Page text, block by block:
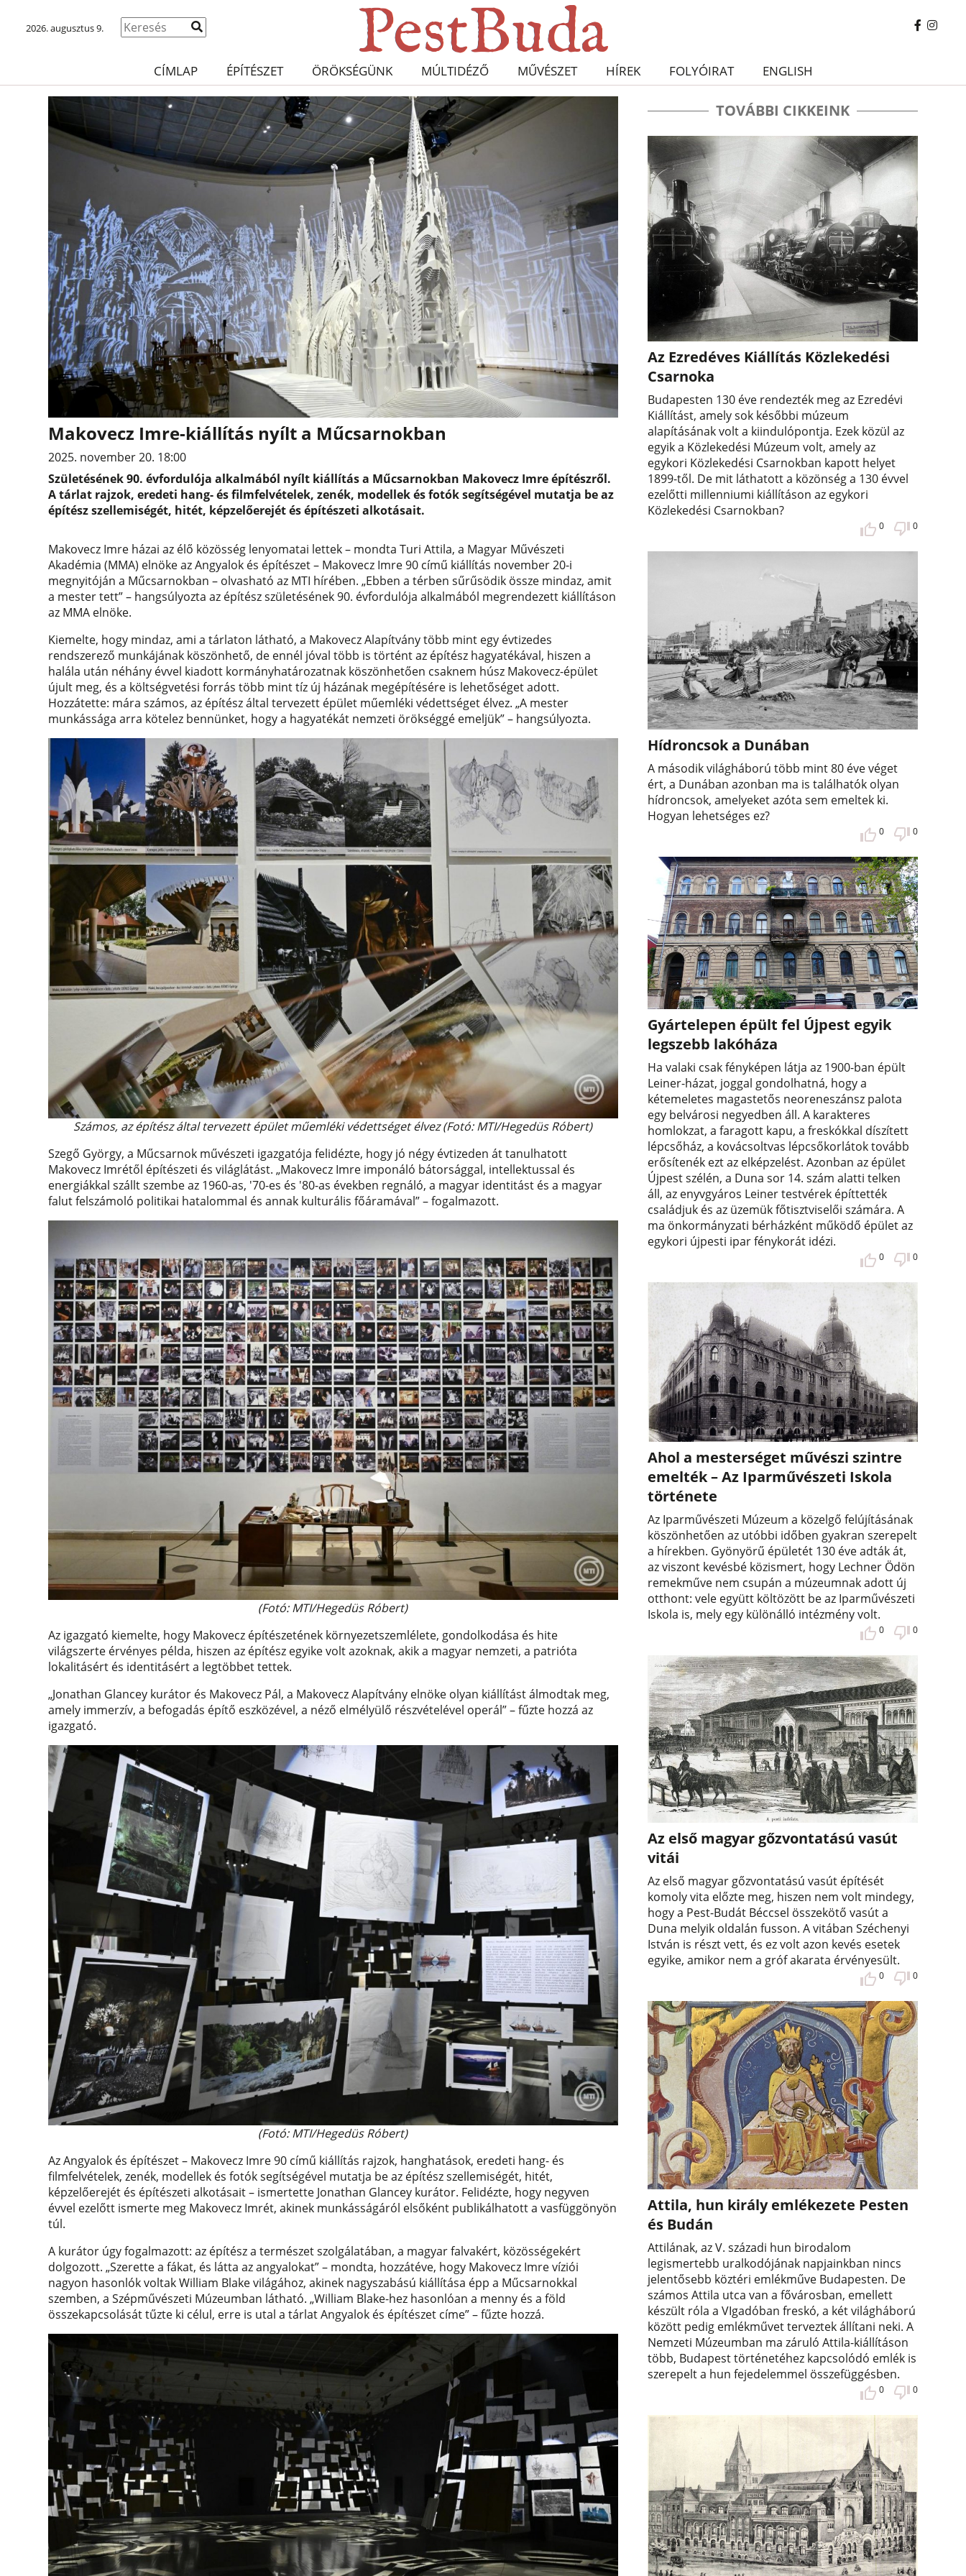
2026. augusztus 9.
CÍMLAP ÉPÍTÉSZET ÖRÖKSÉGÜNK MÚLTIDÉZŐ MŰVÉSZET HÍREK FOLYÓIRAT ENGLISH
Makovecz Imre-kiállítás nyílt a Műcsarnokban
2025. november 20. 18:00
Születésének 90. évfordulója alkalmából nyílt kiállítás a Műcsarnokban Makovecz Imre építészről.
A tárlat rajzok, eredeti hang- és filmfelvételek, zenék, modellek és fotók segítségével mutatja be az
építész szellemiségét, hitét, képzelőerejét és építészeti alkotásait.
Makovecz Imre házai az élő közösség lenyomatai lettek – mondta Turi Attila, a Magyar Művészeti
Akadémia (MMA) elnöke az Angyalok és építészet – Makovecz Imre 90 című kiállítás november 20-i
megnyitóján a Műcsarnokban – olvasható az MTI hírében. „Ebben a térben sűrűsödik össze mindaz, amit
a mester tett” – hangsúlyozta az építész születésének 90. évfordulója alkalmából megrendezett kiállításon
az MMA elnöke.
Kiemelte, hogy mindaz, ami a tárlaton látható, a Makovecz Alapítvány több mint egy évtizedes
rendszerező munkájának köszönhető, de ennél jóval több is történt az építész hagyatékával, hiszen a
halála után néhány évvel kiadott kormányhatározatnak köszönhetően csaknem húsz Makovecz-épület
újult meg, és a költségvetési forrás több mint tíz új házának megépítésére is lehetőséget adott.
Hozzátette: mára számos, az építész által tervezett épület műemléki védettséget élvez. „A mester
munkássága arra kötelez bennünket, hogy a hagyatékát nemzeti örökséggé emeljük” – hangsúlyozta.
Számos, az építész által tervezett épület műemléki védettséget élvez (Fotó: MTI/Hegedüs Róbert)
Szegő György, a Műcsarnok művészeti igazgatója felidézte, hogy jó négy évtizeden át tanulhatott
Makovecz Imrétől építészeti és világlátást. „Makovecz Imre imponáló bátorsággal, intellektussal és
energiákkal szállt szembe az 1960-as, '70-es és '80-as években regnáló, a magyar identitást és a magyar
falut felszámoló politikai hatalommal és annak kulturális főáramával” – fogalmazott.
(Fotó: MTI/Hegedüs Róbert)
Az igazgató kiemelte, hogy Makovecz építészetének környezetszemlélete, gondolkodása és hite
világszerte érvényes példa, hiszen az építész egyike volt azoknak, akik a magyar nemzeti, a patrióta
lokalitásért és identitásért a legtöbbet tettek.
„Jonathan Glancey kurátor és Makovecz Pál, a Makovecz Alapítvány elnöke olyan kiállítást álmodtak meg,
amely immerzív, a befogadás építő eszközével, a néző elmélyülő részvételével operál” – fűzte hozzá az
igazgató.
(Fotó: MTI/Hegedüs Róbert)
Az Angyalok és építészet – Makovecz Imre 90 című kiállítás rajzok, hanghatások, eredeti hang- és
filmfelvételek, zenék, modellek és fotók segítségével mutatja be az építész szellemiségét, hitét,
képzelőerejét és építészeti alkotásait – ismertette Jonathan Glancey kurátor. Felidézte, hogy negyven
évvel ezelőtt ismerte meg Makovecz Imrét, akinek munkásságáról elsőként publikálhatott a vasfüggönyön
túl.
A kurátor úgy fogalmazott: az építész a természet szolgálatában, a magyar falvakért, közösségekért
dolgozott. „Szerette a fákat, és látta az angyalokat” – mondta, hozzátéve, hogy Makovecz Imre víziói
nagyon hasonlók voltak William Blake világához, akinek nagyszabású kiállítása épp a Műcsarnokkal
szemben, a Szépművészeti Múzeumban látható. „William Blake-hez hasonlóan a menny és a föld
összekapcsolását tűzte ki célul, erre is utal a tárlat Angyalok és építészet címe” – fűzte hozzá.
TOVÁBBI CIKKEINK
Az Ezredéves Kiállítás Közlekedési
Csarnoka
Budapesten 130 éve rendezték meg az Ezredévi
Kiállítást, amely sok későbbi múzeum
alapításának volt a kiindulópontja. Ezek közül az
egyik a Közlekedési Múzeum volt, amely az
egykori Közlekedési Csarnokban kapott helyet
1899-től. De mit láthatott a közönség a 130 évvel
ezelőtti millenniumi kiállításon az egykori
Közlekedési Csarnokban?
0 0
Hídroncsok a Dunában
A második világháború több mint 80 éve véget
ért, a Dunában azonban ma is találhatók olyan
hídroncsok, amelyeket azóta sem emeltek ki.
Hogyan lehetséges ez?
0 0
Gyártelepen épült fel Újpest egyik
legszebb lakóháza
Ha valaki csak fényképen látja az 1900-ban épült
Leiner-házat, joggal gondolhatná, hogy a
kétemeletes magastetős neoreneszánsz palota
egy belvárosi negyedben áll. A karakteres
homlokzat, a faragott kapu, a freskókkal díszített
lépcsőház, a kovácsoltvas lépcsőkorlátok tovább
erősítenék ezt az elképzelést. Azonban az épület
Újpest szélén, a Duna sor 14. szám alatti telken
áll, az enyvgyáros Leiner testvérek építtették
családjuk és az üzemük főtisztviselői számára. A
ma önkormányzati bérházként működő épület az
egykori újpesti ipar fénykorát idézi.
0 0
Ahol a mesterséget művészi szintre
emelték – Az Iparművészeti Iskola
története
Az Iparművészeti Múzeum a közelgő felújításának
köszönhetően az utóbbi időben gyakran szerepelt
a hírekben. Gyönyörű épületét 130 éve adták át,
az viszont kevésbé közismert, hogy Lechner Ödön
remekműve nem csupán a múzeumnak adott új
otthont: vele együtt költözött be az Iparművészeti
Iskola is, mely egy különálló intézmény volt.
0 0
Az első magyar gőzvontatású vasút
vitái
Az első magyar gőzvontatású vasút építését
komoly vita előzte meg, hiszen nem volt mindegy,
hogy a Pest-Budát Béccsel összekötő vasút a
Duna melyik oldalán fusson. A vitában Széchenyi
István is részt vett, és ez volt azon kevés esetek
egyike, amikor nem a gróf akarata érvényesült.
0 0
Attila, hun király emlékezete Pesten
és Budán
Attilának, az V. századi hun birodalom
legismertebb uralkodójának napjainkban nincs
jelentősebb köztéri emlékműve Budapesten. De
számos Attila utca van a fővárosban, emellett
készült róla a VIgadóban freskó, a két világháború
között pedig emlékművet terveztek állítani neki. A
Nemzeti Múzeumban ma záruló Attila-kiállításon
több, Budapest történetéhez kapcsolódó emlék is
szerepelt a hun fejedelemmel összefüggésben.
0 0